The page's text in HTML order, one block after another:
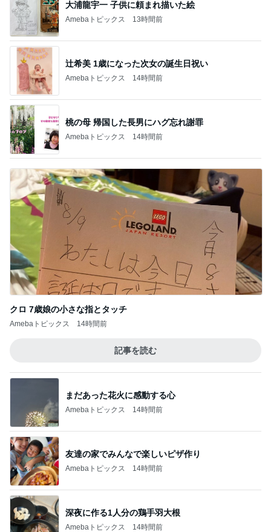
大浦龍宇一 子供に頼まれ描いた絵
Amebaトピックス 13時間前
辻希美 1歳になった次女の誕生日祝い
Amebaトピックス 14時間前
桃の母 帰国した長男にハグ忘れ謝罪
Amebaトピックス 14時間前
クロ 7歳娘の小さな指とタッチ
Amebaトピックス 14時間前
記事を読む
まだあった花火に感動する心
Amebaトピックス 14時間前
友達の家でみんなで楽しいピザ作り
Amebaトピックス 14時間前
深夜に作る1人分の鶏手羽大根
Amebaトピックス 14時間前